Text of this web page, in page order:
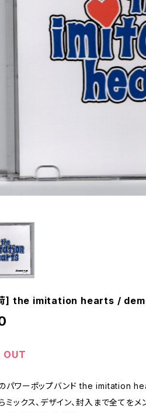
] the imitation hearts /
OUT
パワーポップバンド the imitation
ミックス、デザイン、封入まで全てを